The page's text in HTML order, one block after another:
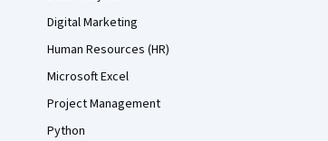
Digital Marketing
Human Resources (HR)
Microsoft Excel
Project Management
Python